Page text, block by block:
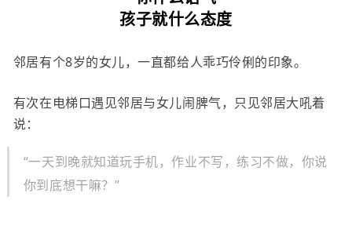
孩子就什么态度
邻居有个8岁的女儿，一直都给人乖巧伶俐的印象。
有次在电梯口遇见邻居与女儿闹脾气，只见邻居大吼着
说：
“一天到晚就知道玩手机，作业不写，练习不做，你说
你到底想干嘛？”